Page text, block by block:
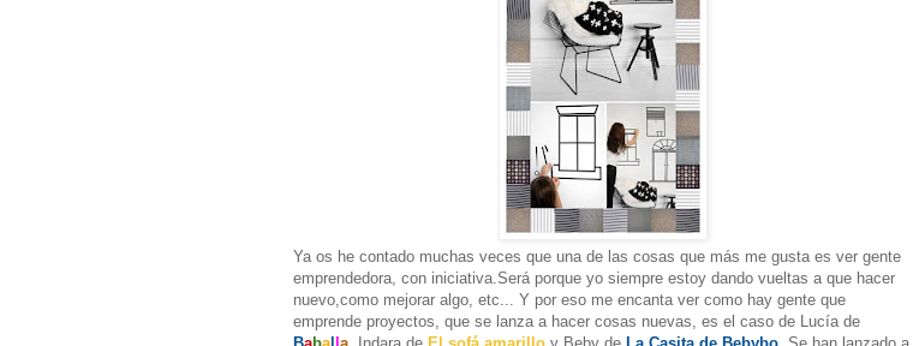
Ya os he contado muchas veces que una de las cosas que más me gusta es ver gente
emprendedora, con iniciativa.Será porque yo siempre estoy dando vueltas a que hacer
nuevo,como mejorar algo, etc... Y por eso me encanta ver como hay gente que
emprende proyectos, que se lanza a hacer cosas nuevas, es el caso de Lucía de